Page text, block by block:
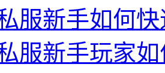
服新手如何
服新手玩家